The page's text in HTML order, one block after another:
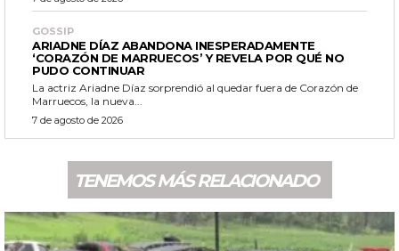
GOSSIP
ARIADNE DÍAZ ABANDONA INESPERADAMENTE
‘CORAZÓN DE MARRUECOS’ Y REVELA POR QUÉ NO
PUDO CONTINUAR
La actriz Ariadne Díaz sorprendió al quedar fuera de Corazón de
Marruecos, la nueva...
7 de agosto de 2026
TENEMOS MÁS RELACIONADO